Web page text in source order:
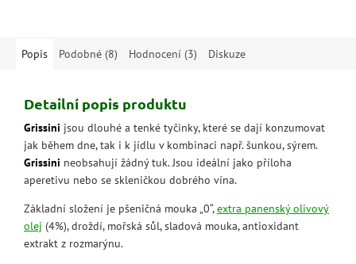
Popis
Podobné (8) Hodnocení (3) Diskuze
Detailní popis produktu
Grissini jsou dlouhé a tenké tyčinky, které se dají konzumovat
jak během dne, tak i k jídlu v kombinaci např. šunkou, sýrem.
Grissini neobsahují žádný tuk. Jsou ideální jako příloha
aperetivu nebo se skleničkou dobrého vína.
Základní složení je pšeničná mouka „0“,extra panenský olivový
olej (4%), droždí, mořská sůl, sladová mouka, antioxidant
extrakt z rozmarýnu.